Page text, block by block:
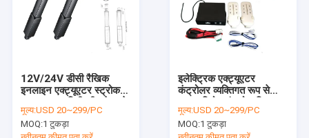
12V/24V डीसी रैखिक
इनलाइन एक्ट्यूएटर स्ट्रोक
लिए
मूल्य:USD 20~299/PC
MOQ:1 टुकड़ा
इलेक्ट्रिक एक्ट्यूएटर
कंट्रोलर व्यक्तिगत रूप से
12V 30A
मूल्य:USD 20~299/PC
MOQ:1 टुकड़ा